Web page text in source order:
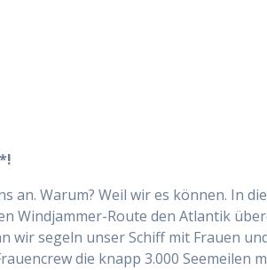
Warum? Weil wir es können. In
Windjammer-Route den Atlantik
wir segeln unser Schiff mit Frauen
die knapp 3.000